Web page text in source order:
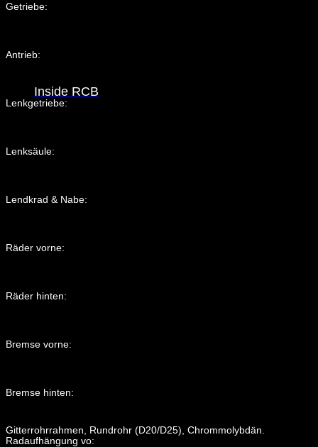
Inside RCB
Getriebe:
Antrieb:
Lenkgetriebe:
Lenksäule:
Lendkrad & Nabe:
Räder vorne:
Räder hinten:
Bremse vorne:
Bremse hinten:
Radaufhängung vo:
Gitterrohrrahmen, Rundrohr (D20/D25), Chrommolybdän.